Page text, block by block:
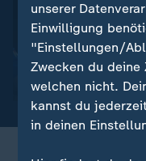
:
Deutschlands
Schwimm-EM
mit Video 1:27
unserer
Einwilligung
"Einstellungen/
Zwecken du
welchen nicht.
kannst du
in deinen